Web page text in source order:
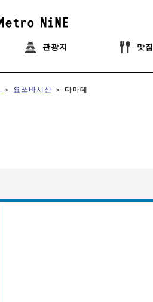
관광지 맛집
요쓰바시선 다마데